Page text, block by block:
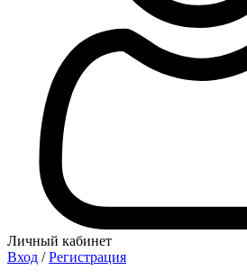
Личный кабинет
Вход / Регистрация